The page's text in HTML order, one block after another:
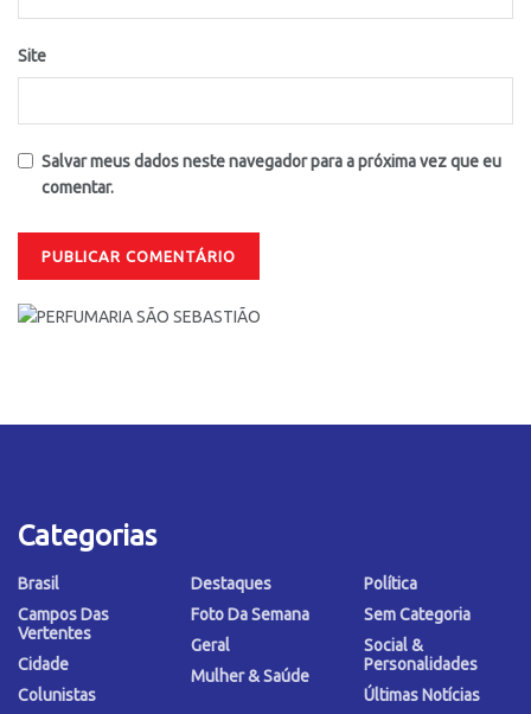
Site
Salvar meus dados neste navegador para a próxima vez que eu
comentar.
Categorias
Brasil
Campos Das
Vertentes
Cidade
Colunistas
Destaques
Foto Da Semana
Geral
Mulher & Saúde
Política
Sem Categoria
Social &
Personalidades
Últimas Notícias